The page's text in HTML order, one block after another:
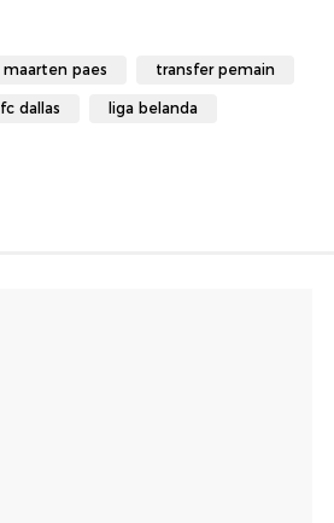
maarten paes transfer pemain
fc dallas liga belanda